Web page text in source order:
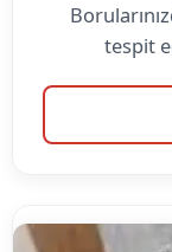
tespit